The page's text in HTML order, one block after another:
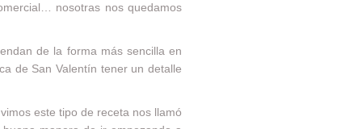
nosotras nos quedamos
de la forma más sencilla en
de San Valentín tener un detalle
este tipo de receta nos llamó